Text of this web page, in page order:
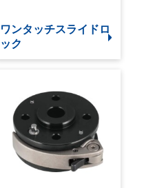
ワンタッチスライドロ
ック